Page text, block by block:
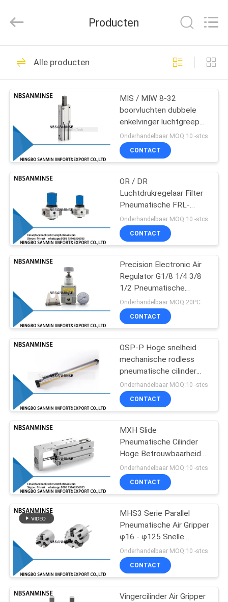
HUIS
PRODUCTEN
ONGEVEER
ONS
FABRIEKSREIS
KWALITEITSCONTROLE
CONTACTEER
ONS
VERZOEK
OM EEN
CITAAT
SITEMAP
PRIVACYBELEID
Export
Co.,Ltd..
Reserved.
Pneumatische
magneetventiel
574
Pneumatische
Impulsklep
62
De pneumatische
Klep van Hoekseat
13
Pneumatische
Luchtvibrator
21
de klep van de
messingssolenoïde
38
Producten
Alle producten
MIS / MIW 8-32
boorvluchten dubbele
enkelvinger luchtgreep
pneumatische cilinder
Onderhandelbaar MOQ:10 -stcs
CONTACT
OR / DR
Luchtdrukregelaar Filter
Pneumatische FRL-
eenheid voor industriële
machines
Onderhandelbaar MOQ:10 -stcs
CONTACT
Precision Electronic Air
Regulator G1/8 1/4 3/8
1/2 Pneumatische
componenten IR2000
Onderhandelbaar MOQ:20PC
CONTACT
OSP-P Hoge snelheid
mechanische rodless
pneumatische cilinder
met geleiderail 10-80mm
dubbelwerkend voor
machine-industrie
Onderhandelbaar MOQ:10 -stcs
CONTACT
MXH Slide
Pneumatische Cilinder
Hoge Betrouwbaarheid
Compacte Schuif-Type
automatische industrie
cilinder
Onderhandelbaar MOQ:10 -stcs
CONTACT
MHS3 Serie Parallel
Pneumatische Air Gripper
φ16 - φ125 Snelle
Herhaalbaarheid
Luchtcilinder
Onderhandelbaar MOQ:10 -stcs
CONTACT
Vingercilinder Air Gripper